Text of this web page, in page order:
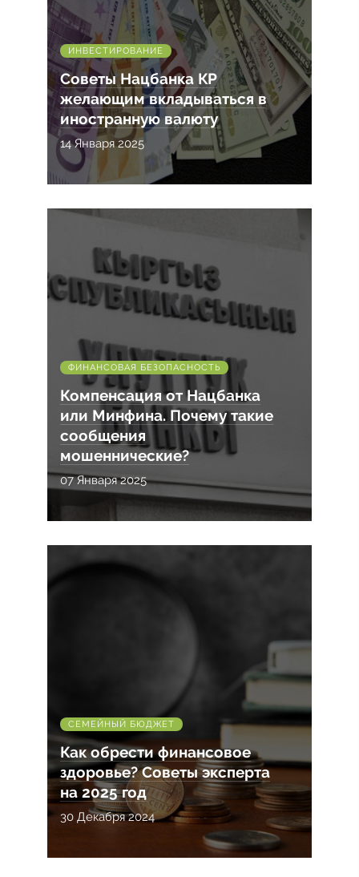
ИНВЕСТИРОВАНИЕ
Советы Нацбанка КР
желающим вкладываться в
иностранную валюту
14 Января 2025
ФИНАНСОВАЯ БЕЗОПАСНОСТЬ
Компенсация от Нацбанка
или Минфина. Почему такие
сообщения
мошеннические?
07 Января 2025
СЕМЕЙНЫЙ БЮДЖЕТ
Как обрести финансовое
здоровье? Советы эксперта
на 2025 год
30 Декабря 2024